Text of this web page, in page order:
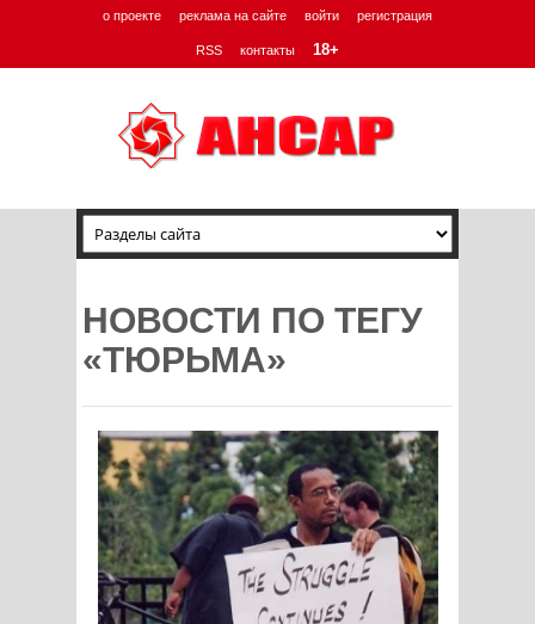
о проекте реклама на сайте войти регистрация
RSS контакты 18+
НОВОСТИ ПО ТЕГУ
«ТЮРЬМА»